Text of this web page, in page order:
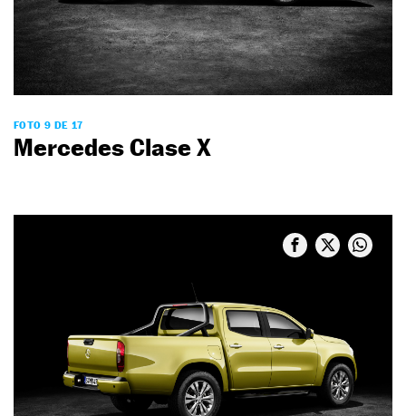
FOTO 9 DE 17
Mercedes Clase X